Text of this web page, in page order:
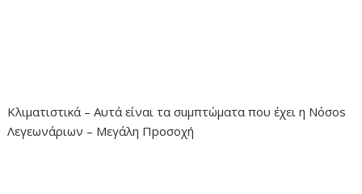
Κλιματιστικά – Αυτά είναι τα σuμπτώματα που έχει η Νόσos
Λεγεωνάριων – Μεγάλη Πpοσοχή